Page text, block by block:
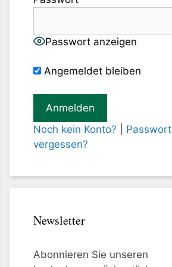
Passwort anzeigen
Angemeldet bleiben
Noch kein Konto?
Passwort
vergessen?
Newsletter
Abonnieren Sie unseren